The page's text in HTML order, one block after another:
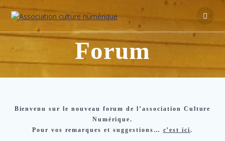
Forum
Bienvenu sur le nouveau forum de l’association Culture
Numérique.
Pour vos remarques et suggestions… c’est ici.